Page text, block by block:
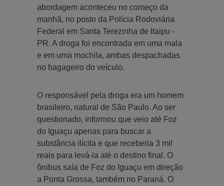
abordagem aconteceu no começo da
manhã, no posto da Polícia Rodoviária
Federal em Santa Terezinha de Itaipu -
PR. A droga foi encontrada em uma mala
e em uma mochila, ambas despachadas
no bagageiro do veículo.
O responsável pela droga era um homem
brasileiro, natural de São Paulo. Ao ser
questionado, informou que veio até Foz
do Iguaçu apenas para buscar a
substância ilícita e que receberia 3 mil
reais para levá-la até o destino final. O
ônibus saía de Foz do Iguaçu em direção
a Ponta Grossa, também no Paraná. O